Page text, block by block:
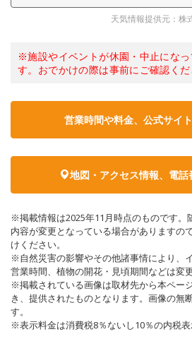
天気情報提供元：株
※施設やイベントが休園・中止にな
す。おでかけの際は事前にご確認くだ
営業時間や料金、公式サイ
地図・アクセス情報、電話
※掲載情報は2025年11月時点のものです。
内容が変更となっている場合がありますの
けください。
※自然災害の影響やその他諸事情により、
営業時間、植物の開花・見頃期間などは変
※掲載されている画像は取材先から本ペー
き、提供されたものとなります。画像の無
す。
※表示料金は消費税8％ないし10％の内税表